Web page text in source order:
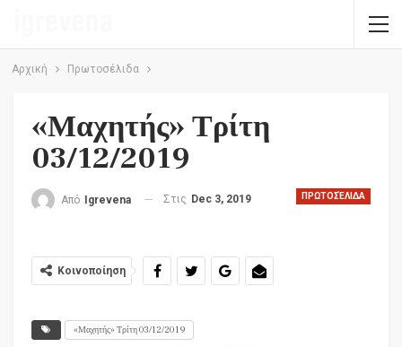
Αρχική Πρωτοσέλιδα
«Μαχητής» Τρίτη
03/12/2019
ΠΡΩΤΟΣΈΛΙΔΑ
Από Igrevena Στις Dec 3, 2019
Κοινοποίηση
«Μαχητής» Τρίτη 03/12/2019